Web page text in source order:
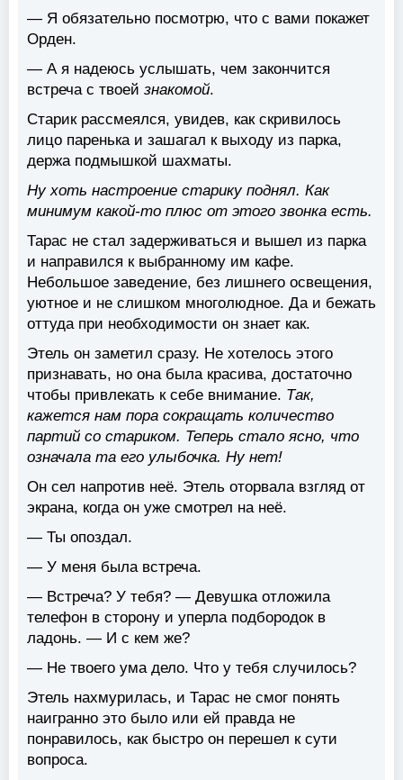
— Я обязательно посмотрю, что с вами покажет
Орден.
— А я надеюсь услышать, чем закончится
встреча с твоей знакомой.
Старик рассмеялся, увидев, как скривилось
лицо паренька и зашагал к выходу из парка,
держа подмышкой шахматы.
Ну хоть настроение старику поднял. Как
минимум какой-то плюс от этого звонка есть.
Тарас не стал задерживаться и вышел из парка
и направился к выбранному им кафе.
Небольшое заведение, без лишнего освещения,
уютное и не слишком многолюдное. Да и бежать
оттуда при необходимости он знает как.
Этель он заметил сразу. Не хотелось этого
признавать, но она была красива, достаточно
чтобы привлекать к себе внимание. Так,
кажется нам пора сокращать количество
партий со стариком. Теперь стало ясно, что
означала та его улыбочка. Ну нет!
Он сел напротив неё. Этель оторвала взгляд от
экрана, когда он уже смотрел на неё.
— Ты опоздал.
— У меня была встреча.
— Встреча? У тебя? — Девушка отложила
телефон в сторону и уперла подбородок в
ладонь. — И с кем же?
— Не твоего ума дело. Что у тебя случилось?
Этель нахмурилась, и Тарас не смог понять
наигранно это было или ей правда не
понравилось, как быстро он перешел к сути
вопроса.